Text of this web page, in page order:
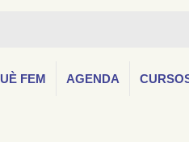
FEM AGENDA